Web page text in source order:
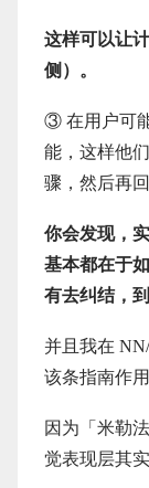
这样可以让
侧）。
③ 在用户可
能，这样他
骤，然后再
你会发现，
基本都在于
有去纠结，
并且我在
该条指南作
因为「米勒
觉表现层其